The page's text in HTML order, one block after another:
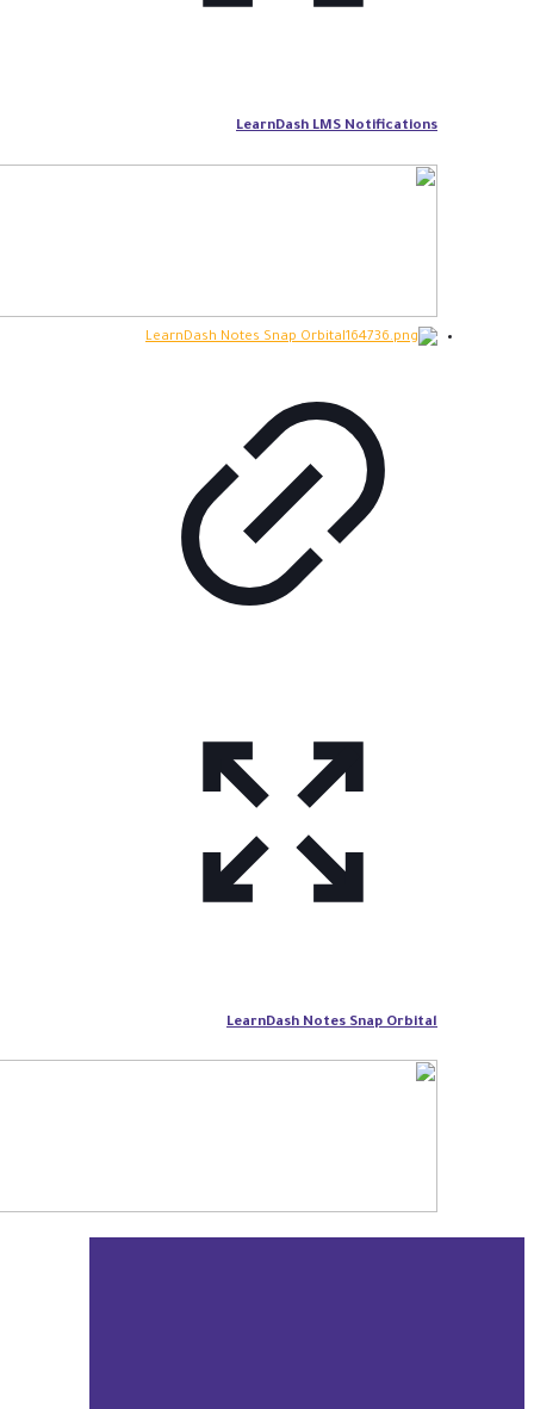
LearnDash LMS Notifications
LearnDash Notes Snap Orbital